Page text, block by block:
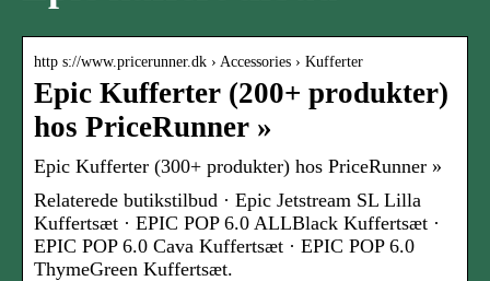
http s://www.pricerunner.dk › Accessories › Kufferter
Epic Kufferter (200+ produkter)
hos PriceRunner »
Epic Kufferter (300+ produkter) hos PriceRunner »
Relaterede butikstilbud · Epic Jetstream SL Lilla
Kuffertsæt · EPIC POP 6.0 ALLBlack Kuffertsæt ·
EPIC POP 6.0 Cava Kuffertsæt · EPIC POP 6.0
ThymeGreen Kuffertsæt.